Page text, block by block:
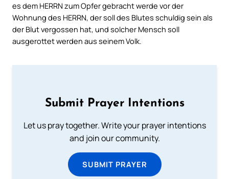
es dem HERRN zum Opfer gebracht werde vor der
Wohnung des HERRN, der soll des Blutes schuldig sein als
der Blut vergossen hat, und solcher Mensch soll
ausgerottet werden aus seinem Volk.
Submit Prayer Intentions
Let us pray together. Write your prayer intentions
and join our community.
SUBMIT PRAYER